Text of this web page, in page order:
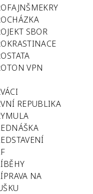
SBOR
VPN
REPUBLIKA
NA